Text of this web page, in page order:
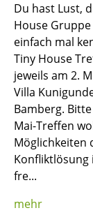
Du hast Lust,
House
einfach mal
Tiny House
jeweils am 2.
Villa
Bamberg.
Mai-Treffen
Möglichkeiten
Konfliktlösung
fre...
mehr